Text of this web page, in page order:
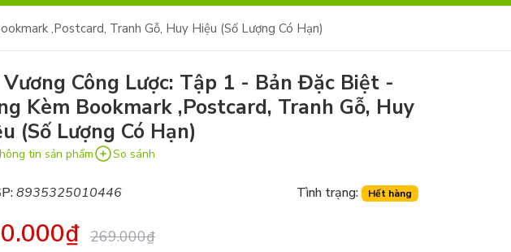
,Postcard, Tranh Gỗ, Huy Hiệu (Số Lượng Có Hạn)
Công Lược: Tập 1 - Bản Đặc Biệt -
Kèm Bookmark ,Postcard, Tranh Gỗ, Huy
(Số Lượng Có Hạn)
tin sản phẩm So sánh
8935325010446 Tình trạng: Hết hàng
269.000₫